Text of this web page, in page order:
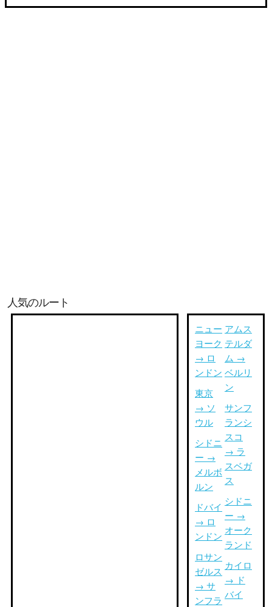
人気のルート
ニュー
ヨーク
→ ロ
ンドン
東京
→ ソ
ウル
シドニ
ー →
メルボ
ルン
ドバイ
→ ロ
ンドン
ロサン
ゼルス
→ サ
ンフラ
アムス
テルダ
ム →
ベルリ
ン
サンフ
ランシ
スコ
→ ラ
スベガ
ス
シドニ
ー →
オーク
ランド
カイロ
→ ド
バイ